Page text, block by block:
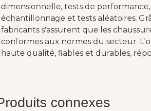
dimensionnelle, tests de
échantillonnage et tests aléatoires.
fabricants s'assurent que les
conformes aux normes du secteur.
haute qualité, fiables et durables,
connexes